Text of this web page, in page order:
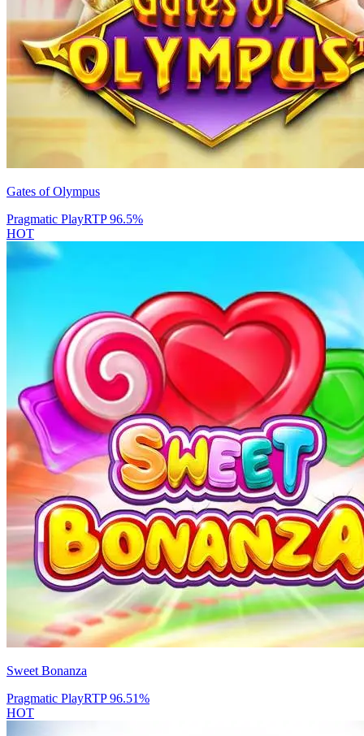
Gates of Olympus
Pragmatic PlayRTP96.5%
HOT
Sweet Bonanza
Pragmatic PlayRTP96.51%
HOT